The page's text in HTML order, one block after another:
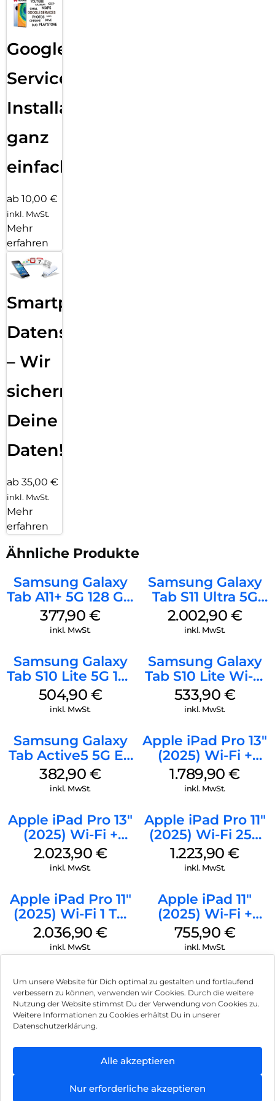
Um unsere Website für Dich optimal zu gestalten und fortlaufend
verbessern zu können, verwenden wir Cookies. Durch die weitere
Nutzung der Website stimmst Du der Verwendung von Cookies zu.
Weitere Informationen zu Cookies erhältst Du in unserer
Datenschutzerklärung.
Alle akzeptieren
Nur erforderliche akzeptieren
Metallgehäuse mit Rahmen aus robustem Armor
Aluminum sieht nicht nur edel aus, es kann dein Tablet auch
schützen. Das Galaxy Tab S11 Ultra ist zudem gemäß IP68
gegen Staub, Regen und auch ein umgekipptes
Glas Wasser geschützt – ob unterwegs oder zu Hause am
Esstisch. Deine privaten und geschäftlichen Daten
Tresor. Speichere wichtige Daten im Sicheren
Sicherheitsstatus deines Geräts auf dem Datenschutz-
Dashboard. Behalte den Überblick und genieße ein gutes
Gefühl mit dem Galaxy Tab S11 Ultra.
Google
Services
Installation
ganz
einfach
ab 10,00 €
inkl. MwSt.
Mehr
erfahren
Smartphone
Datensicherung
– Wir
sichern
Deine
Daten!
ab 35,00 €
inkl. MwSt.
Mehr
erfahren
Ähnliche Produkte
Samsung Galaxy
Tab A11+ 5G 128 GB
Silver
377,90€
inkl. MwSt.
Samsung Galaxy
Tab S11 Ultra 5G
512 GB Gray
2.002,90 €
inkl. MwSt.
Samsung Galaxy
Tab S10 Lite 5G 128
GB Gray
504,90 €
inkl. MwSt.
Samsung Galaxy
Tab S10 Lite Wi-Fi
256 GB Silver
533,90 €
inkl. MwSt.
Samsung Galaxy
Tab Active5 5G EE
128 GB Black
382,90€
inkl. MwSt.
Apple iPad Pro 13″
(2025) Wi-Fi +
Cellular 256 GB
Standardglas
1.789,90€
inkl. MwSt.
Apple iPad Pro 13″
(2025) Wi-Fi +
Cellular 512 GB
Standardglas
2.023,90 €
inkl. MwSt.
Apple iPad Pro 11″
(2025) Wi-Fi 256
GB Standardglas
Space Schwarz
1.223,90€
inkl. MwSt.
Apple iPad Pro 11″
(2025) Wi-Fi 1 TB
Nanotexturglas
Silber
2.036,90€
inkl. MwSt.
Apple iPad 11″
(2025) Wi-Fi +
Cellular 256 GB
Pink
755,90 €
inkl. MwSt.
Impressum